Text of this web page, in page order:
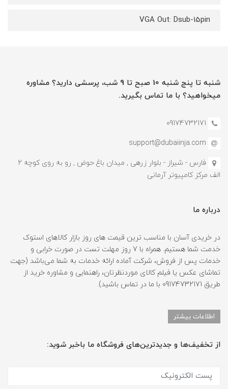
VGA Out: Dsub-15pin
شنبه تا پنج شنبه 10 صبح تا 9 شب، پرسشی دارید؟ مشاوره
میخواهید؟ با ما تماس بگیرید.
09174732171
support@dubaiinja.com
فارس - شیراز - بلوار زرهی , میدان باغ حوض , رو به روی کوچه 2
الف مرکز کامپیوتر آرمانی
درباره ما
در خریدی آسان با مناسب ترین قیمت های روز بازار کالاهای استوک
خدمت شما هستیم. همراه با 7 روز مهلت تست در صورت خرابی و
خدمات پس از فروش، شرکت آماده ارائه خدمات به شما می‌باشد (جهت
تماشای عکس یا فیلم کالای موردنظرتان، راهنمایی و مشاوره خرید از
طریق 09174732171 با ما در تماس باشید).
اطلاعات بیشتر
از تخفیف‌ها و جدیدترین‌های فروشگاه ما باخبر شوید: